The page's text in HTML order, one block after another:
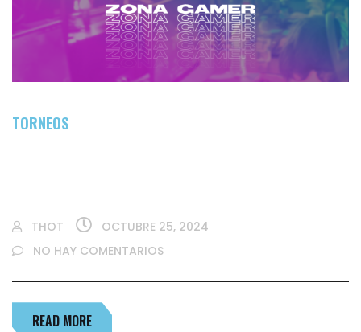
TORNEOS
THOT
OCTUBRE 25, 2024
NO HAY COMENTARIOS
READ MORE